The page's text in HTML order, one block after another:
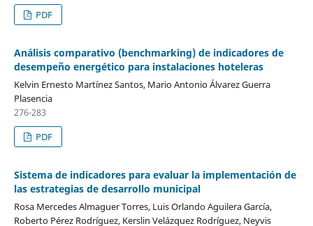
PDF
Análisis comparativo (benchmarking) de indicadores de
desempeño energético para instalaciones hoteleras
Kelvin Ernesto Martínez Santos, Mario Antonio Álvarez Guerra
Plasencia
276-283
PDF
Sistema de indicadores para evaluar la implementación de
las estrategias de desarrollo municipal
Rosa Mercedes Almaguer Torres, Luis Orlando Aguilera García,
Roberto Pérez Rodríguez, Kerslin Velázquez Rodríguez, Neyvis